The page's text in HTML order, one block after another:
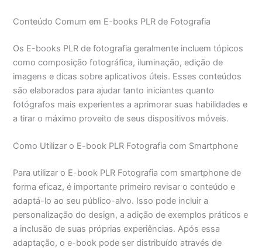
Conteúdo Comum em E-books PLR de Fotografia
Os E-books PLR de fotografia geralmente incluem tópicos
como composição fotográfica, iluminação, edição de
imagens e dicas sobre aplicativos úteis. Esses conteúdos
são elaborados para ajudar tanto iniciantes quanto
fotógrafos mais experientes a aprimorar suas habilidades e
a tirar o máximo proveito de seus dispositivos móveis.
Como Utilizar o E-book PLR Fotografia com Smartphone
Para utilizar o E-book PLR Fotografia com smartphone de
forma eficaz, é importante primeiro revisar o conteúdo e
adaptá-lo ao seu público-alvo. Isso pode incluir a
personalização do design, a adição de exemplos práticos e
a inclusão de suas próprias experiências. Após essa
adaptação, o e-book pode ser distribuído através de